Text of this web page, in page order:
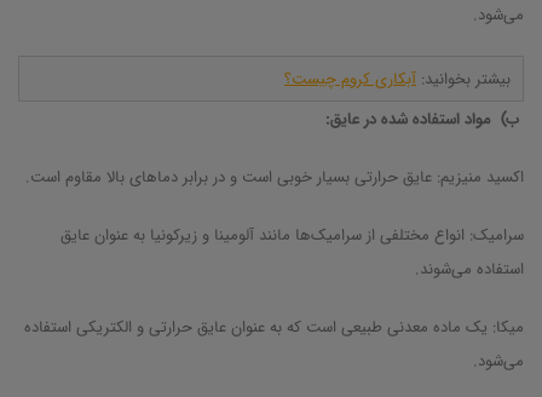
می‌شود.
بیشتر بخوانید: آبکاری کروم چیست؟
ب) مواد استفاده شده در عایق:
اکسید منیزیم: عایق حرارتی بسیار خوبی است و در برابر دماهای بالا مقاوم است.
سرامیک: انواع مختلفی از سرامیک‌ها مانند آلومینا و زیرکونیا به عنوان عایق
استفاده می‌شوند.
میکا: یک ماده معدنی طبیعی است که به عنوان عایق حرارتی و الکتریکی استفاده
می‌شود.